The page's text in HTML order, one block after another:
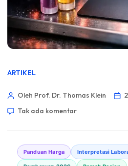
ARTIKEL
Oleh Prof. Dr. Thomas Klein
Tak ada komentar
Panduan Harga Interpretasi